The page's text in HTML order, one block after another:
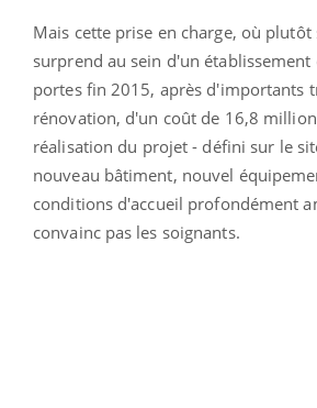
Mais cette prise en charge, où plutôt
surprend au sein d'un
portes fin 2015, après d'importants
rénovation, d'un coût de 16,8
réalisation du projet - défini sur le
nouveau bâtiment, nouvel
conditions d'accueil profondément
convainc pas les soignants.